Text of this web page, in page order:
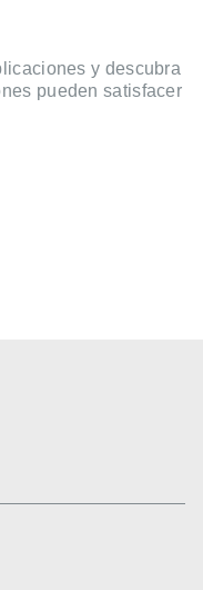
y descubra
pueden satisfacer